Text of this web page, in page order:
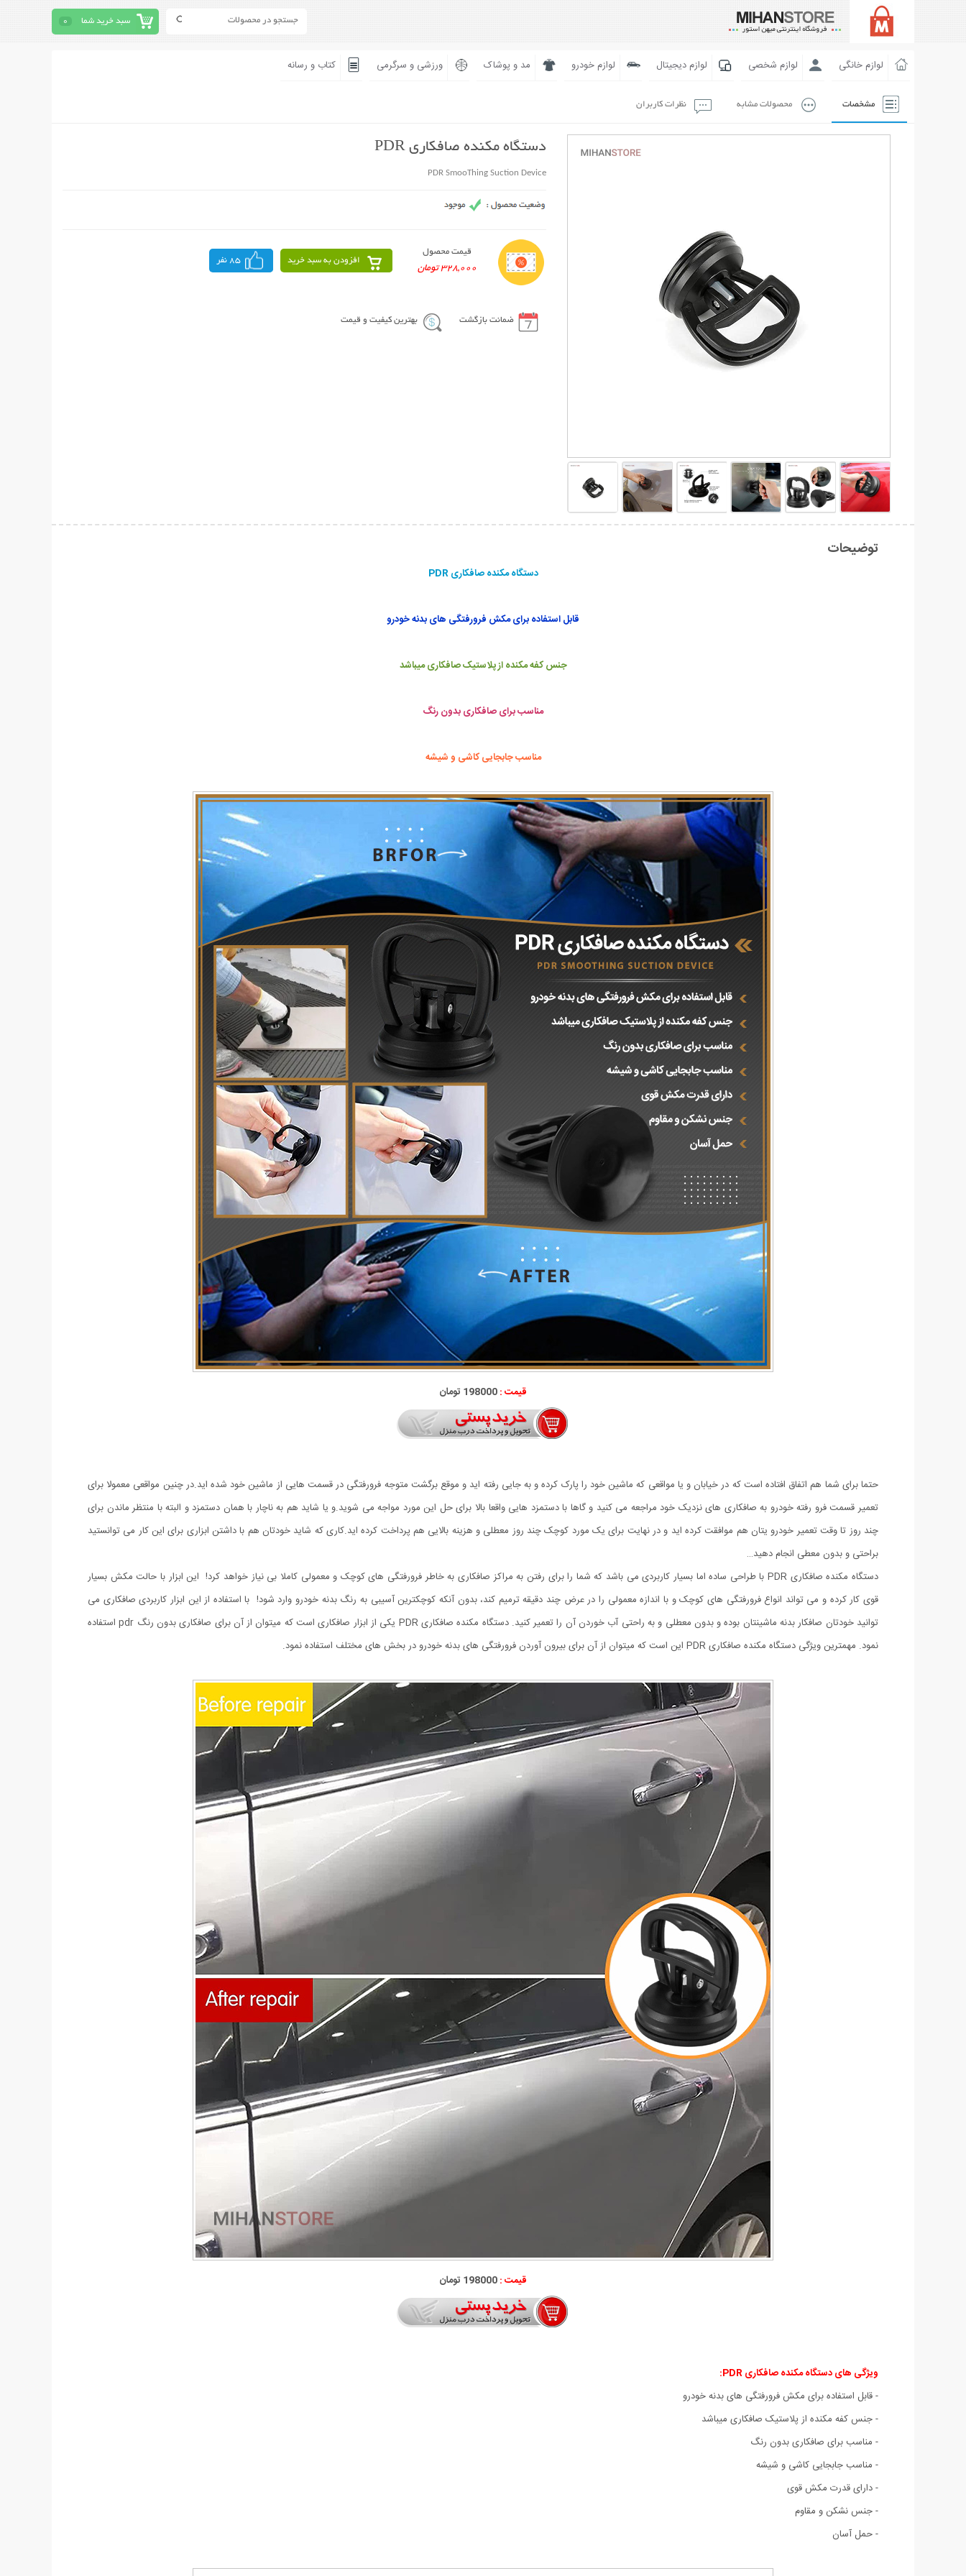
سبد خرید شما 0
لوازم خانگی لوازم شخصی لوازم دیجیتال لوازم خودرو مد و پوشاک ورزشی و سرگرمی کتاب و رسانه
مشخصات محصولات مشابه نظرات کاربران
دستگاه مکنده صافکاری PDR
PDR SmooThing Suction Device
قیمت محصول
328,000 تومان
افزودن به سبد خرید 85 نفر
ضمانت بازگشت بهترین کیفیت و قیمت
توضیحات
دستگاه مکنده صافکاری PDR
قابل استفاده برای مکش فرورفتگی های بدنه خودرو
جنس کفه مکنده از پلاستیک صافکاری میباشد
مناسب برای صافکاری بدون رنگ
مناسب جابجایی کاشی و شیشه
قیمت :198000 تومان
حتما برای شما هم اتفاق افتاده است که در خیابان و یا مواقعی که ماشین خود را پارک کرده و به جایی رفته اید و موقع برگشت متوجه فرورفتگی در قسمت هایی از ماشین خود شده اید.در چنین مواقعی معمولا برای
تعمیر قسمت فرو رفته خودرو به صافکاری های نزدیک خود مراجعه می کنید و گاها با دستمزد هایی واقعا بالا برای حل این مورد مواجه می شوید.و یا شاید هم به ناچار با همان دستمزد و البته با منتظر ماندن برای
چند روز تا وقت تعمیر خودرو یتان هم موافقت کرده اید و در نهایت برای یک مورد کوچک چند روز معطلی و هزینه بالایی هم پرداخت کرده اید.کاری که شاید خودتان هم با داشتن ابزاری برای این کار می توانستید
براحتی و بدون معطی انجام دهید…
دستگاه مکنده صافکاری PDR با طراحی ساده اما بسیار کاربردی می باشد که شما را برای رفتن به مراکز صافکاری به خاطر فرورفتگی های کوچک و معمولی کاملا بی نیاز خواهد کرد! این ابزار با حالت مکش بسیار
قوی کار کرده و می تواند انواع فرورفتگی های کوچک و با اندازه معمولی را در عرض چند دقیقه ترمیم کند، بدون آنکه کوچکترین آسیبی به رنگ بدنه خودرو وارد شود! با استفاده از این ابزار کاربردی صافکاری می
توانید خودتان صافکار بدنه ماشینتان بوده و بدون معطلی و به راحتی آب خوردن آن را تعمیر کنید. دستگاه مکنده صافکاری PDR یکی از ابزار صافکاری است که میتوان از آن برای صافکاری بدون رنگ pdr استفاده
نمود. مهمترین ویژگی دستگاه مکنده صافکاری PDR این است که میتوان از آن برای بیرون آوردن فرورفتگی های بدنه خودرو در بخش های مختلف استفاده نمود.
قیمت :198000 تومان
ویژگی های دستگاه مکنده صافکاری PDR:
- قابل استفاده برای مکش فرورفتگی های بدنه خودرو
- جنس کفه مکنده از پلاستیک صافکاری میباشد
- مناسب برای صافکاری بدون رنگ
- مناسب جابجایی کاشی و شیشه
- دارای قدرت مکش قوی
- جنس نشکن و مقاوم
- حمل آسان